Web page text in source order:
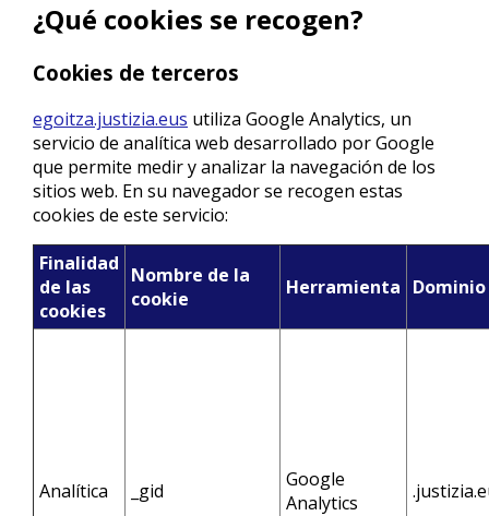
¿Qué cookies se recogen?
Cookies de terceros
egoitza.justizia.eus utiliza Google Analytics, un
servicio de analítica web desarrollado por Google
que permite medir y analizar la navegación de los
sitios web. En su navegador se recogen estas
cookies de este servicio:
Finalidad
de las
cookies
Nombre de la
cookie
Herramienta Dominio
Analítica _gid
Google
Analytics